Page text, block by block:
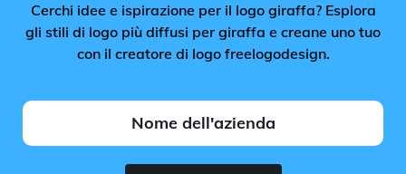
Cerchi idee e ispirazione per il logo giraffa? Esplora
gli stili di logo più diffusi per giraffa e creane uno tuo
con il creatore di logo freelogodesign.